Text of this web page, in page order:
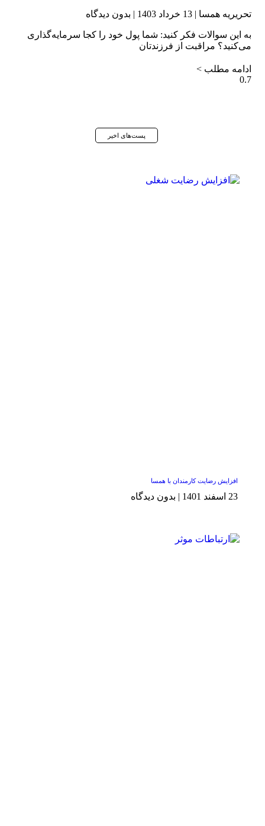
تحریریه همسا بدون دیدگاه
به این سوالات فکر کنید: شما پول خود را کجا سرمایه‌گذاری
می‌کنید؟ مراقبت از فرزندتان
ادامه مطلب >
پست‌های اخیر
افزایش رضایت کارمندان با همسا
23 اسفند 1401 بدون دیدگاه